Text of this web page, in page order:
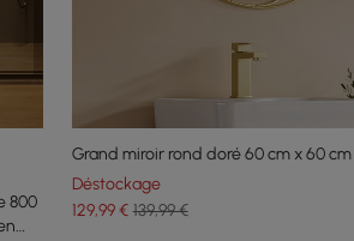
800
Grand miroir rond doré 60 cm x 60 cm
Déstockage
129,99€ 139,99 €